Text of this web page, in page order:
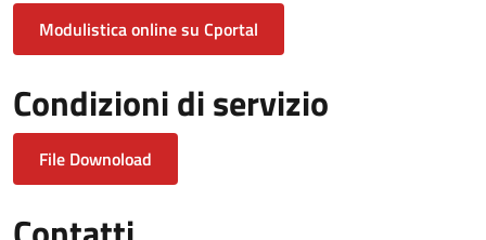
Modulistica online su Cportal
Condizioni di servizio
File Downoload